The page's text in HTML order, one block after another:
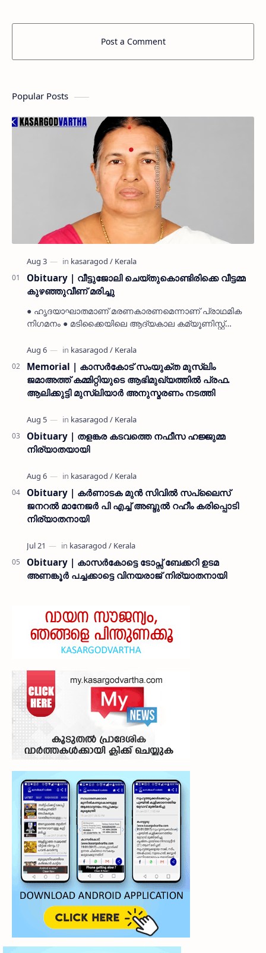
Post a Comment
Popular Posts
Obituary | വീട്ടുജോലി ചെയ്തുകൊണ്ടിരിക്കെ വീട്ടമ്മ
കുഴഞ്ഞുവീണ് മരിച്ചു
● ഹൃദയാഘാതമാണ് മരണകാരണമെന്നാണ് പ്രാഥമിക
നിഗമനം ● മടിക്കൈയിലെ ആദ്യകാല കമ്യൂണിസ്റ്റ്
മകളാണ് ● വിവരമറിഞ്ഞ് ജനപ്ര…
Memorial | കാസർകോട് സംയുക്ത മുസ്ലിം
ജമാഅത്ത് കമ്മിറ്റിയുടെ ആഭിമുഖ്യത്തിൽ പ്രഫ.
ആലിക്കുട്ടി മുസ്ലിയാർ അനുസ്മരണം നടത്തി
Obituary | തളങ്കര കടവത്തെ നഫീസ ഹജ്ജുമ്മ
നിര്യാതയായി
Obituary | കർണാടക മുൻ സിവില്‍ സപ്ലൈസ്
ജനറൽ മാനേജർ പി എച്ച് അബ്ദുൽ റഹീം കരിപ്പൊടി
നിര്യാതനായി
Obituary | കാസർകോട്ടെ ടോപ്സ് ബേക്കറി ഉടമ
അണങ്കൂർ പച്ചക്കാട്ടെ വിനയരാജ് നിര്യാതനായി